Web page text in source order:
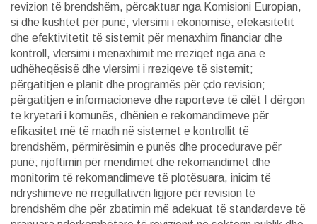
revizion të brendshëm, përcaktuar nga Komisioni Europian,
si dhe kushtet për punë, vlersimi i ekonomisë, efekasitetit
dhe efektivitetit të sistemit për menaxhim financiar dhe
kontroll, vlersimi i menaxhimit me rreziqet nga ana e
udhëheqësisë dhe vlersimi i rreziqeve të sistemit;
përgatitjen e planit dhe programës për çdo revision;
përgatitjen e informacioneve dhe raporteve të cilët I dërgon
te kryetari i komunës, dhënien e rekomandimeve për
efikasitet më të madh në sistemet e kontrollit të
brendshëm, përmirësimin e punës dhe procedurave për
punë; njoftimin për mendimet dhe rekomandimet dhe
monitorim të rekomandimeve të plotësuara, inicim të
ndryshimeve në rregullativën ligjore për revision të
brendshëm dhe për zbatimin më adekuat të standardeve të